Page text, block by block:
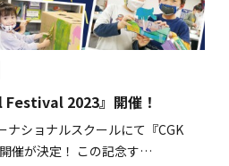
2023』開催！
ナショナルスクールにて『CGK
催が決定！ この記念す…